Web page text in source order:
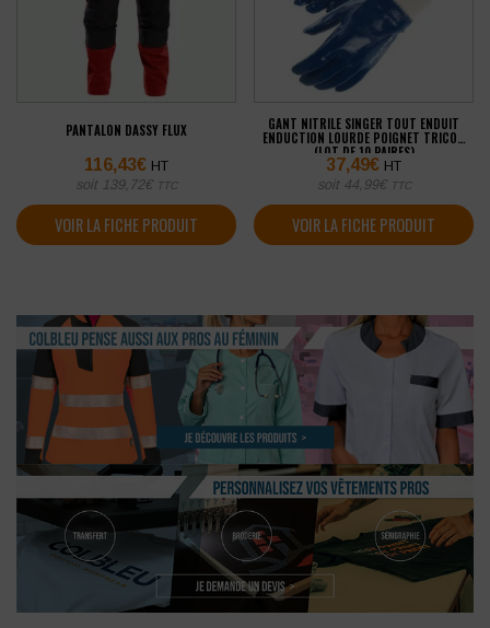
PANTALON DASSY FLUX
116,43€ HT
soit 139,72€ TTC
VOIR LA FICHE PRODUIT
GANT NITRILE SINGER TOUT ENDUIT
ENDUCTION LOURDE POIGNET TRICOT
(LOT DE 10 PAIRES)
37,49€ HT
soit 44,99€ TTC
VOIR LA FICHE PRODUIT